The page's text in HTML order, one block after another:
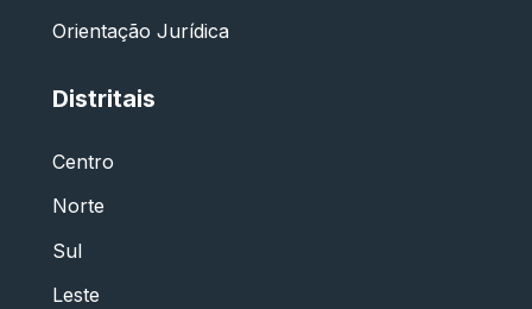
Orientação Jurídica
Distritais
Centro
Norte
Sul
Leste